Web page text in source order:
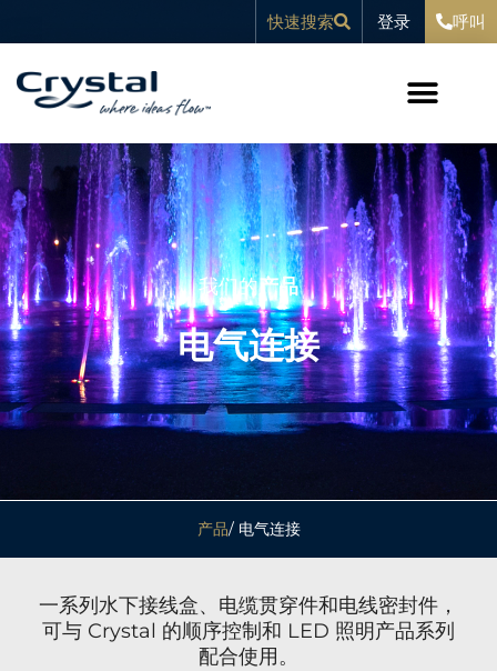
快速搜索 登录 呼叫
我们的产品
电气连接
产品/ 电气连接
一系列水下接线盒、电缆贯穿件和电线密封件，
可与 Crystal 的顺序控制和 LED 照明产品系列
配合使用。